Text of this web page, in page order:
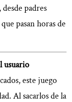
padres
pasan horas de
usuario
este juego
Al sacarlos de la